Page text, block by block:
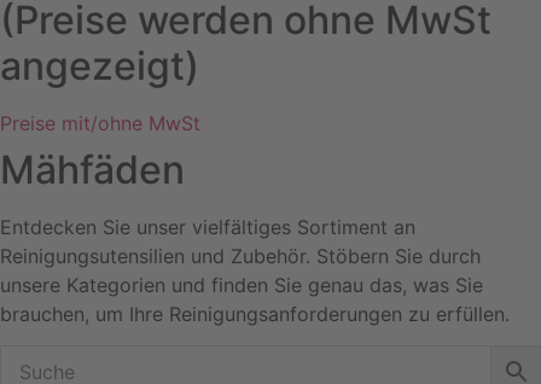
(Preise werden ohne MwSt
angezeigt)
Preise mit/ohne MwSt
Mähfäden
Entdecken Sie unser vielfältiges Sortiment an
Reinigungsutensilien und Zubehör. Stöbern Sie durch
unsere Kategorien und finden Sie genau das, was Sie
brauchen, um Ihre Reinigungsanforderungen zu erfüllen.